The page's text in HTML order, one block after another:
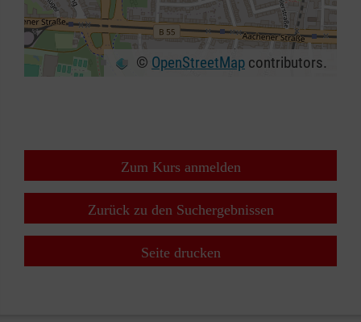
© OpenStreetMap contributors.
Zum Kurs anmelden
Zurück zu den Suchergebnissen
Seite drucken